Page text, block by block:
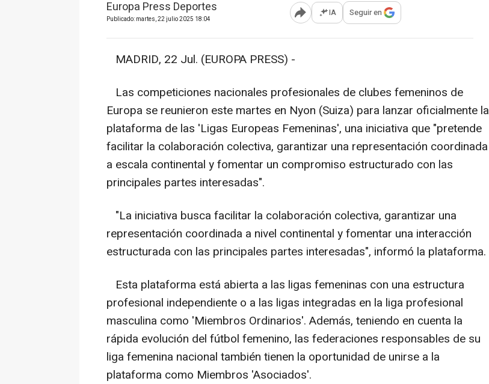
Europa Press Deportes
Publicado: martes, 22 julio 2025 18:04 Abrir opciones para compartir
IA Seguir en
MADRID, 22 Jul. (EUROPA PRESS) -
Las competiciones nacionales profesionales de clubes femeninos de
Europa se reunieron este martes en Nyon (Suiza) para lanzar oficialmente la
plataforma de las 'Ligas Europeas Femeninas', una iniciativa que "pretende
facilitar la colaboración colectiva, garantizar una representación coordinada
a escala continental y fomentar un compromiso estructurado con las
principales partes interesadas".
"La iniciativa busca facilitar la colaboración colectiva, garantizar una
representación coordinada a nivel continental y fomentar una interacción
estructurada con las principales partes interesadas", informó la plataforma.
Esta plataforma está abierta a las ligas femeninas con una estructura
profesional independiente o a las ligas integradas en la liga profesional
masculina como 'Miembros Ordinarios'. Además, teniendo en cuenta la
rápida evolución del fútbol femenino, las federaciones responsables de su
liga femenina nacional también tienen la oportunidad de unirse a la
plataforma como Miembros 'Asociados'.